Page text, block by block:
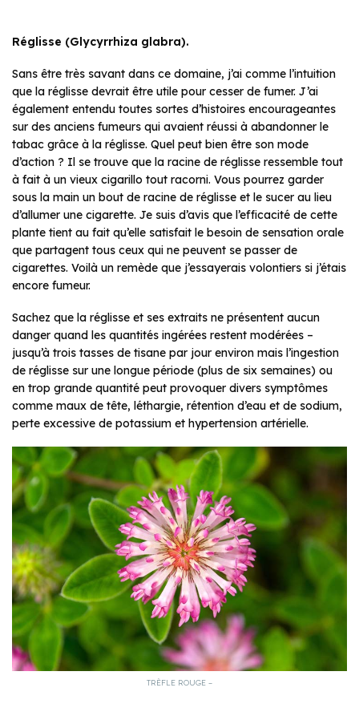
Réglisse (Glycyrrhiza glabra).
Sans être très savant dans ce domaine, j’ai comme l’intuition
que la réglisse devrait être utile pour cesser de fumer. J’ai
également entendu toutes sortes d’histoires encourageantes
sur des anciens fumeurs qui avaient réussi à abandonner le
tabac grâce à la réglisse. Quel peut bien être son mode
d’action ? Il se trouve que la racine de réglisse ressemble tout
à fait à un vieux cigarillo tout racorni. Vous pourrez garder
sous la main un bout de racine de réglisse et le sucer au lieu
d’allumer une cigarette. Je suis d’avis que l’efficacité de cette
plante tient au fait qu’elle satisfait le besoin de sensation orale
que partagent tous ceux qui ne peuvent se passer de
cigarettes. Voilà un remède que j’essayerais volontiers si j’étais
encore fumeur.
Sachez que la réglisse et ses extraits ne présentent aucun
danger quand les quantités ingérées restent modérées –
jusqu’à trois tasses de tisane par jour environ mais l’ingestion
de réglisse sur une longue période (plus de six semaines) ou
en trop grande quantité peut provoquer divers symptômes
comme maux de tête, léthargie, rétention d’eau et de sodium,
perte excessive de potassium et hypertension artérielle.
TRÈFLE ROUGE –